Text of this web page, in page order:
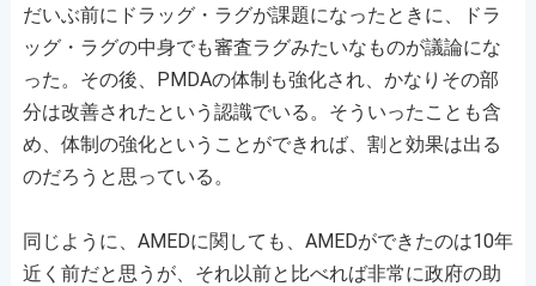
だいぶ前にドラッグ・ラグが課題になったときに、ドラ
ッグ・ラグの中身でも審査ラグみたいなものが議論にな
った。その後、PMDAの体制も強化され、かなりその部
分は改善されたという認識でいる。そういったことも含
め、体制の強化ということができれば、割と効果は出る
のだろうと思っている。
同じように、AMEDに関しても、AMEDができたのは10年
近く前だと思うが、それ以前と比べれば非常に政府の助